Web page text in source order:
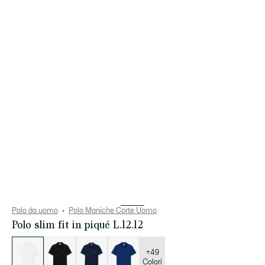
Polo da uomo Polo Maniche Corte Uomo
Polo slim fit in piqué L.12.12
varianti
+49
Colori